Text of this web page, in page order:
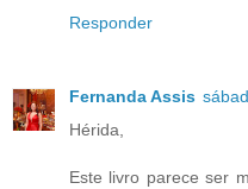
Responder
Fernanda Assis
Hérida,
Este livro parece ser